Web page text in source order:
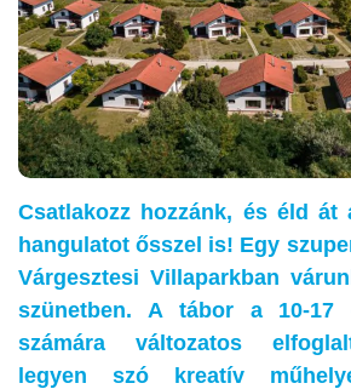
Csatlakozz hozzánk, és éld át
hangulatot ősszel is! Egy
Várgesztesi Villaparkban
szünetben. A tábor a 10-17
számára változatos
legyen szó kreatív